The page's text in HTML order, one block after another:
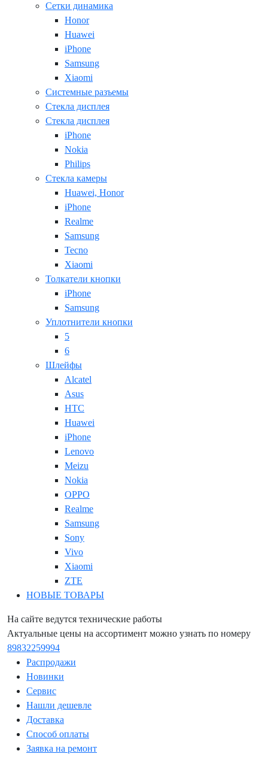
Сетки динамика
Honor
Huawei
iPhone
Samsung
Xiaomi
Системные разъемы
Стекла дисплея
Стекла дисплея
iPhone
Nokia
Philips
Стекла камеры
Huawei, Honor
iPhone
Realme
Samsung
Tecno
Xiaomi
Толкатели кнопки
iPhone
Samsung
Уплотнители кнопки
5
6
Шлейфы
Alcatel
Asus
HTC
Huawei
iPhone
Lenovo
Meizu
Nokia
OPPO
Realme
Samsung
Sony
Vivo
Xiaomi
ZTE
НОВЫЕ ТОВАРЫ
На сайте ведутся технические работы
Актуальные цены на ассортимент можно узнать по номеру
89832259994
Распродажи
Новинки
Сервис
Нашли дешевле
Доставка
Способ оплаты
Заявка на ремонт